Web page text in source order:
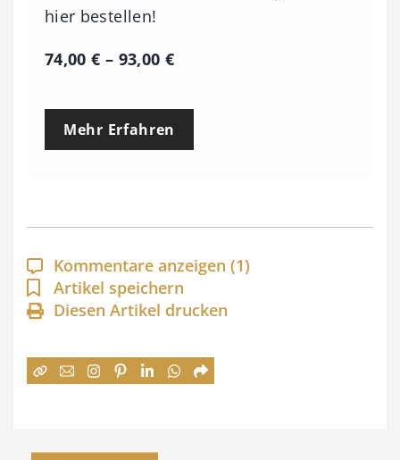
hier bestellen!
74,00€ – 93,00 €P
e
p
a
n
n
:
Mehr Erfahren
Kommentare anzeigen (1)
Artikel speichern
Diesen Artikel drucken